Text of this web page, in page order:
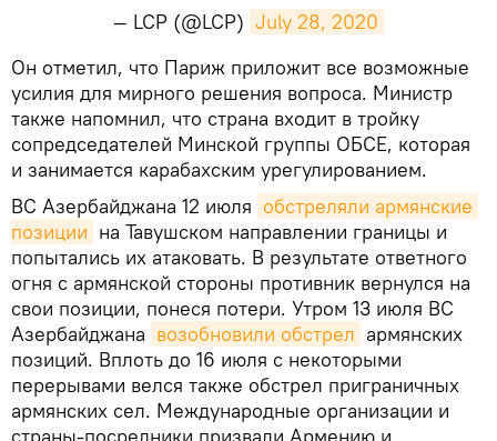
— LCP (@LCP) July 28, 2020
​Он отметил, что Париж приложит все возможные
усилия для мирного решения вопроса. Министр
также напомнил, что страна входит в тройку
сопредседателей Минской группы ОБСЕ, которая
и занимается карабахским урегулированием.
ВС Азербайджана 12 июля обстреляли армянские
позиции на Тавушском направлении границы и
попытались их атаковать. В результате ответного
огня с армянской стороны противник вернулся на
свои позиции, понеся потери. Утром 13 июля ВС
Азербайджана возобновили обстрел армянских
позиций. Вплоть до 16 июля с некоторыми
перерывами велся также обстрел приграничных
армянских сел. Международные организации и